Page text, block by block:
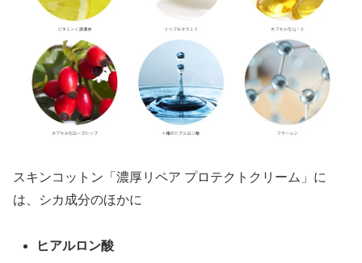
スキンコットン「濃厚リペア プロテクトクリーム」に
は、シカ成分のほかに
ヒアルロン酸